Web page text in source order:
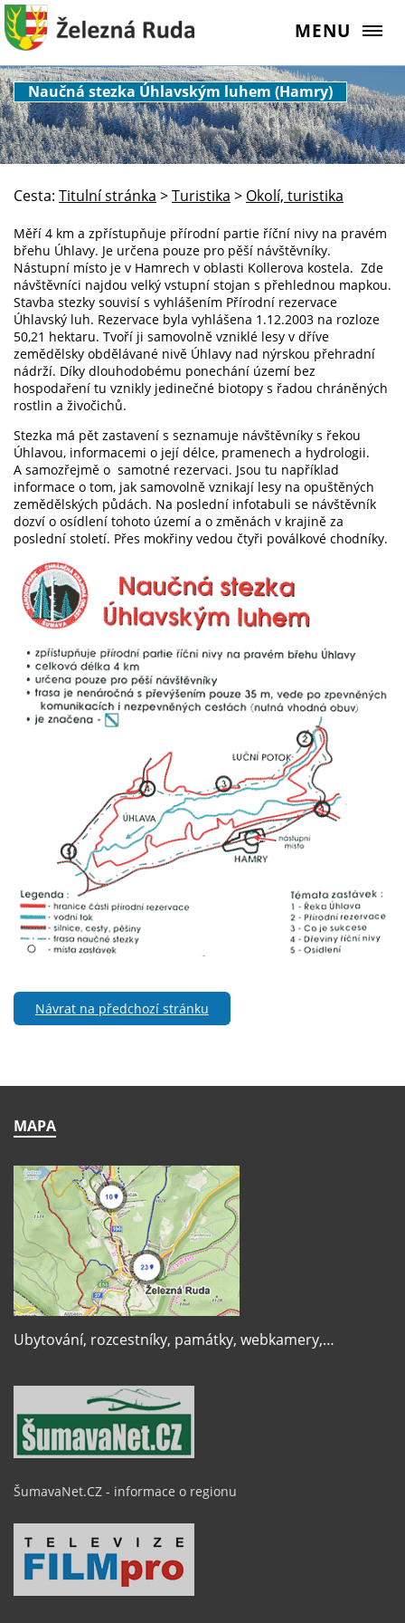
MENU
Naučná stezka Úhlavským luhem (Hamry)
Cesta: Titulní stránka >Turistika > Okolí, turistika
Měří 4 km a zpřístupňuje přírodní partie říční nivy na pravém
břehu Úhlavy. Je určena pouze pro pěší návštěvníky.
Nástupní místo je v Hamrech v oblasti Kollerova kostela. Zde
návštěvníci najdou velký vstupní stojan s přehlednou mapkou.
Stavba stezky souvisí s vyhlášením Přírodní rezervace
Úhlavský luh. Rezervace byla vyhlášena 1.12.2003 na rozloze
50,21 hektaru. Tvoří ji samovolně vzniklé lesy v dříve
zemědělsky obdělávané nivě Úhlavy nad nýrskou přehradní
nádrží. Díky dlouhodobému ponechání území bez
hospodaření tu vznikly jedinečné biotopy s řadou chráněných
rostlin a živočichů.
Stezka má pět zastavení s seznamuje návštěvníky s řekou
Úhlavou, informacemi o její délce, pramenech a hydrologii.
A samozřejmě o samotné rezervaci. Jsou tu například
informace o tom, jak samovolně vznikají lesy na opuštěných
zemědělských půdách. Na poslední infotabuli se návštěvník
dozví o osídlení tohoto území a o změnách v krajině za
poslední století. Přes mokřiny vedou čtyři poválkové chodníky.
Návrat na předchozí stránku
MAPA
Ubytování, rozcestníky, památky, webkamery,…
ŠumavaNet.CZ - informace o regionu